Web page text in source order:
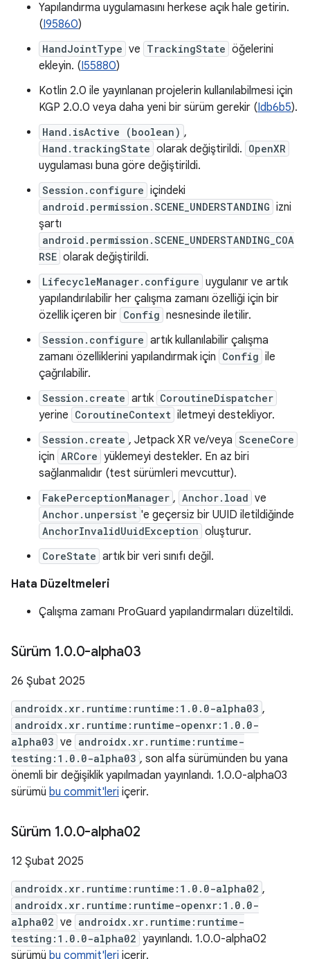
Yapılandırma uygulamasını herkese açık hale getirin.
(I95860)
HandJointType ve TrackingState öğelerini
ekleyin. (I55880)
Kotlin 2.0 ile yayınlanan projelerin kullanılabilmesi için
KGP 2.0.0 veya daha yeni bir sürüm gerekir (Idb6b5).
Hand.isActive (boolean) ,
Hand.trackingState olarak değiştirildi. OpenXR
uygulaması buna göre değiştirildi.
Session.configure içindeki
android.permission.SCENE_UNDERSTANDING izni
şartı
android.permission.SCENE_UNDERSTANDING_COA
RSE olarak değiştirildi.
LifecycleManager.configure uygulanır ve artık
yapılandırılabilir her çalışma zamanı özelliği için bir
özellik içeren bir Config nesnesinde iletilir.
Session.configure artık kullanılabilir çalışma
zamanı özelliklerini yapılandırmak için Config ile
çağrılabilir.
Session.create artık CoroutineDispatcher
yerine CoroutineContext iletmeyi destekliyor.
Session.create , Jetpack XR ve/veya SceneCore
için ARCore yüklemeyi destekler. En az biri
sağlanmalıdır (test sürümleri mevcuttur).
FakePerceptionManager , Anchor.load ve
Anchor.unpersist 'e geçersiz bir UUID iletildiğinde
AnchorInvalidUuidException oluşturur.
CoreState artık bir veri sınıfı değil.
Hata Düzeltmeleri
Çalışma zamanı ProGuard yapılandırmaları düzeltildi.
Sürüm 1.0.0-alpha03
26 Şubat 2025
androidx.xr.runtime:runtime:1.0.0-alpha03 ,
androidx.xr.runtime:runtime-openxr:1.0.0-
alpha03 ve androidx.xr.runtime:runtime-
testing:1.0.0-alpha03 , son alfa sürümünden bu yana
önemli bir değişiklik yapılmadan yayınlandı. 1.0.0-alpha03
sürümü bu commit'leri içerir.
Sürüm 1.0.0-alpha02
12 Şubat 2025
androidx.xr.runtime:runtime:1.0.0-alpha02 ,
androidx.xr.runtime:runtime-openxr:1.0.0-
alpha02 ve androidx.xr.runtime:runtime-
testing:1.0.0-alpha02 yayınlandı. 1.0.0-alpha02
sürümü bu commit'leri içerir.